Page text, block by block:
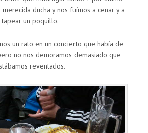
ducha y nos fuímos a cenar y a
tapear un poquillo.
un rato en un concierto que había de
no nos demoramos demasiado que
reventados.